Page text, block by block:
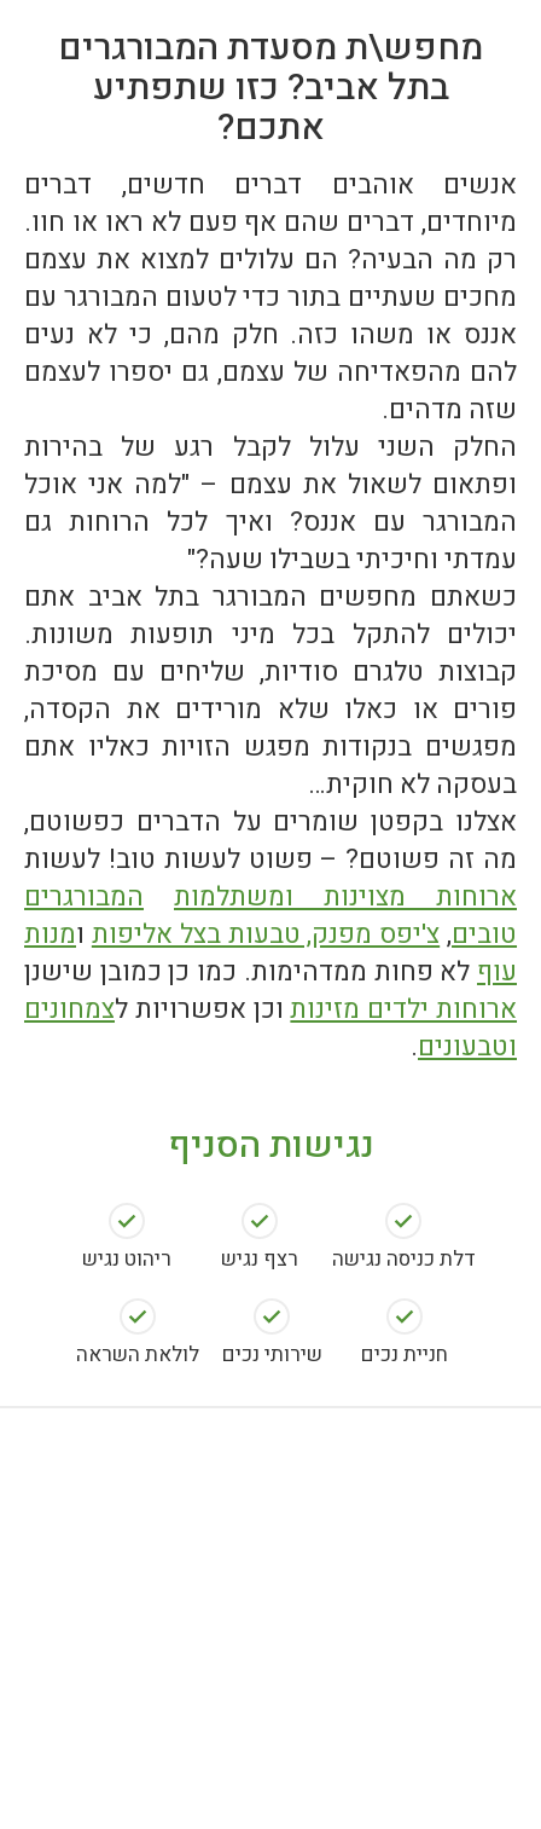
מחפש\ת מסעדת המבורגרים
בתל אביב? כזו שתפתיע
אתכם?
אנשים אוהבים דברים חדשים, דברים
מיוחדים, דברים שהם אף פעם לא ראו או חוו.
רק מה הבעיה? הם עלולים למצוא את עצמם
מחכים שעתיים בתור כדי לטעום המבורגר עם
אננס או משהו כזה. חלק מהם, כי לא נעים
להם מהפאדיחה של עצמם, גם יספרו לעצמם
שזה מדהים.
החלק השני עלול לקבל רגע של בהירות
ופתאום לשאול את עצמם – "למה אני אוכל
המבורגר עם אננס? ואיך לכל הרוחות גם
עמדתי וחיכיתי בשבילו שעה?"
כשאתם מחפשים המבורגר בתל אביב אתם
יכולים להתקל בכל מיני תופעות משונות.
קבוצות טלגרם סודיות, שליחים עם מסיכת
פורים או כאלו שלא מורידים את הקסדה,
מפגשים בנקודות מפגש הזויות כאליו אתם
בעסקה לא חוקית…
אצלנו בקפטן שומרים על הדברים כפשוטם,
מה זה פשוטם? – פשוט לעשות טוב! לעשות
ארוחות מצוינות ומשתלמות
המבורגרים
טובים,צ'יפס מפנק, טבעות בצל אליפות ומנות
עוף לא פחות ממדהימות. כמו כן כמובן שישנן
ארוחות ילדים מזינותוכן אפשרויות לצמחונים
וטבעונים.
נגישות הסניף
דלת כניסה נגישה רצף נגיש ריהוט נגיש
חניית נכים שירותי נכים לולאת השראה